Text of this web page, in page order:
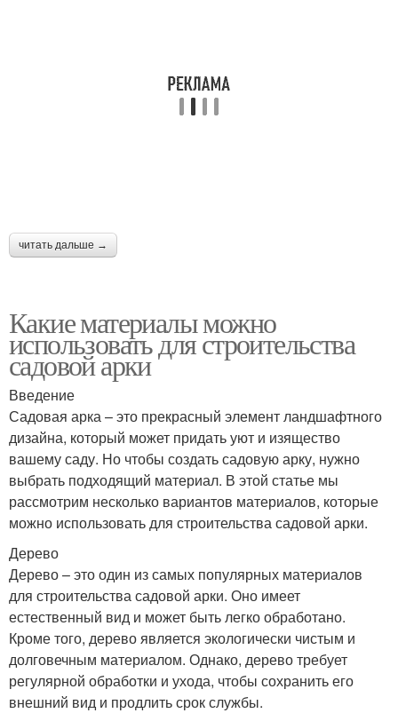
читать дальше →
Какие материалы можно
использовать для строительства
садовой арки
Введение
Садовая арка – это прекрасный элемент ландшафтного
дизайна, который может придать уют и изящество
вашему саду. Но чтобы создать садовую арку, нужно
выбрать подходящий материал. В этой статье мы
рассмотрим несколько вариантов материалов, которые
можно использовать для строительства садовой арки.
Дерево
Дерево – это один из самых популярных материалов
для строительства садовой арки. Оно имеет
естественный вид и может быть легко обработано.
Кроме того, дерево является экологически чистым и
долговечным материалом. Однако, дерево требует
регулярной обработки и ухода, чтобы сохранить его
внешний вид и продлить срок службы.